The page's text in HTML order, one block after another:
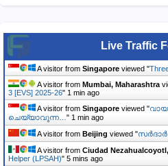
Live Traffic
A visitor from Singapore viewed "
A visitor from Mumbai, Maharashtra
3 [EVS] 2025-26" 1 min ago
A visitor from Singapore viewed "
ചെയ്യാവുന്ന… " 1 min ago
A visitor from Beijing viewed "സർദാർ
A visitor from Ciudad
Helper (LPSAH)" 5 mins ago